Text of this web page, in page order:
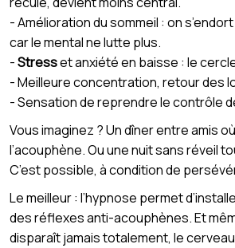
- Amélioration du sommeil : on
car le mental ne lutte plus.
-Stresset anxiété en baisse : le
- Meilleure concentration, retour des
- Sensation de reprendre le contrôle
Vous imaginez ? Un dîner entre amis
l’acouphène. Ou une nuit sans réveil
C’est possible, à condition de
Le meilleur : l’hypnose permet
des réflexes anti-acouphènes. Et
disparaît jamais totalement, le